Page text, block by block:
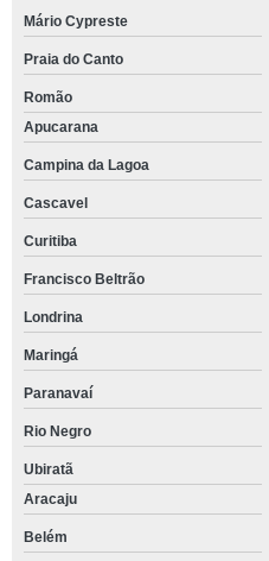
Mário Cypreste
Praia do Canto
Romão
Apucarana
Campina da Lagoa
Cascavel
Curitiba
Francisco Beltrão
Londrina
Maringá
Paranavaí
Rio Negro
Ubiratã
Aracaju
Belém